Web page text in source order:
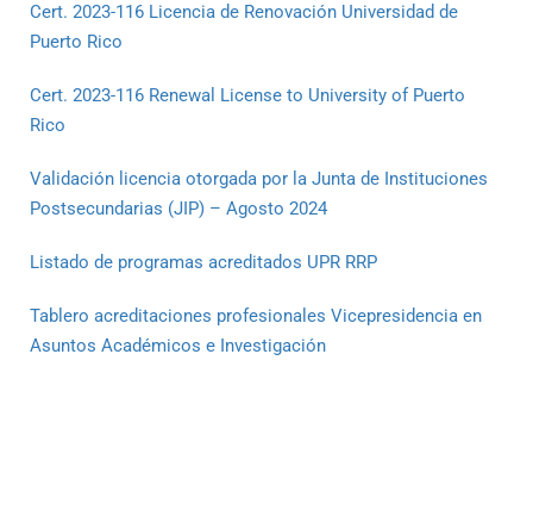
Cert. 2023-116 Licencia de Renovación Universidad de
Puerto Rico
Cert. 2023-116 Renewal License to University of Puerto
Rico
Validación licencia otorgada por la Junta de Instituciones
Postsecundarias (JIP) – Agosto 2024
Listado de programas acreditados UPR RRP
Tablero acreditaciones profesionales Vicepresidencia en
Asuntos Académicos e Investigación